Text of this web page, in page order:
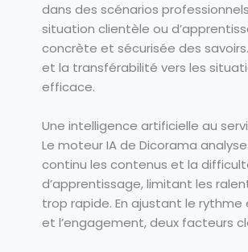
dans des scénarios
situation clientèle ou
concrète et sécurisée des
et la transférabilité vers les
efficace.
Une intelligence artificielle au
Le moteur IA de Dicorama
continu les contenus et la
d’apprentissage, limitant les
trop rapide. En ajustant le
et l’engagement, deux facteurs